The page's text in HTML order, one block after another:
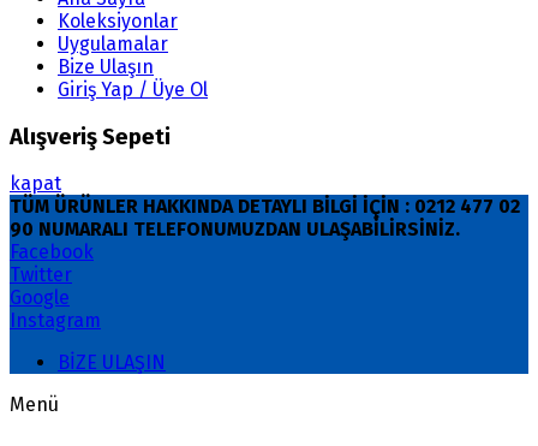
Koleksiyonlar
Uygulamalar
Bize Ulaşın
Giriş Yap / Üye Ol
Alışveriş Sepeti
kapat
TÜM ÜRÜNLER HAKKINDA DETAYLI BİLGİ İÇİN : 0212 477 02
90 NUMARALI TELEFONUMUZDAN ULAŞABİLİRSİNİZ.
Facebook
Twitter
Google
Instagram
BİZE ULAŞIN
Menü